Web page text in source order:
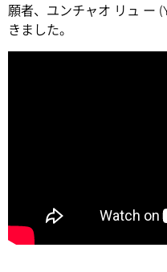
願者、ユンチャオ リュ ー
きました。